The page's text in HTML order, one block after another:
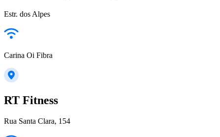
Estr. dos Alpes
Carina Oi Fibra
RT Fitness
Rua Santa Clara, 154